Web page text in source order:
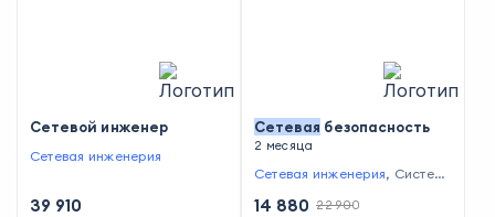
Сетевой инженер
Сетевая инженерия
39 910
Сетевая безопасность
2 месяца
Сетевая инженерия, Системн
14 880 22 900